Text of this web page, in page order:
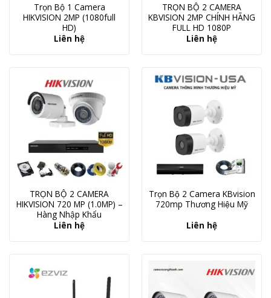
Trọn Bộ 1 Camera
HIKVISION 2MP (1080full
HD)
Liên hệ
TRỌN BỘ 2 CAMERA
KBVISION 2MP CHÍNH HÃNG
FULL HD 1080P
Liên hệ
TRỌN BỘ 2 CAMERA
HIKVISION 720 MP (1.0MP) –
Hàng Nhập Khẩu
Liên hệ
Trọn Bộ 2 Camera KBvision
720mp Thương Hiệu Mỹ
Liên hệ